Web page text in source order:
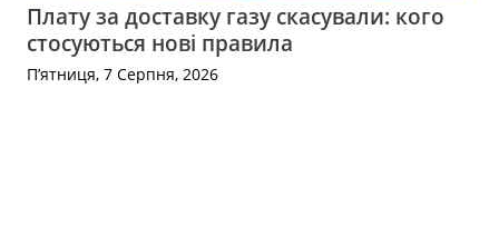
Плату за доставку газу скасували: кого
стосуються нові правила
П’ятниця, 7 Серпня, 2026